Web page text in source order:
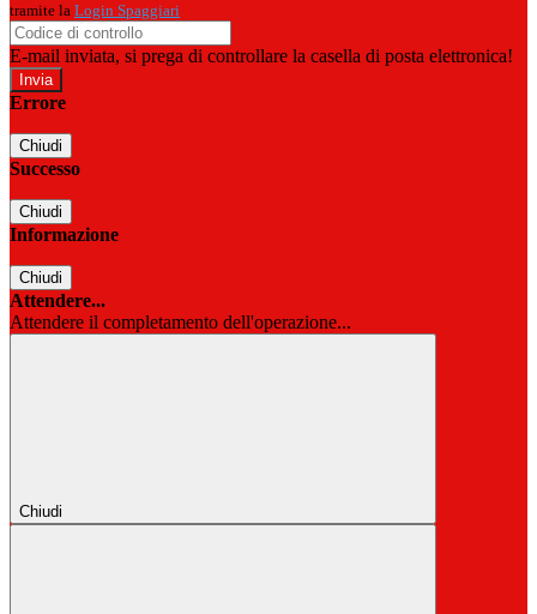
tramite la Login Spaggiari
E-mail inviata, si prega di controllare la casella di posta elettronica!
Errore
Chiudi
Successo
Chiudi
Informazione
Chiudi
Attendere...
Attendere il completamento dell'operazione...
Chiudi